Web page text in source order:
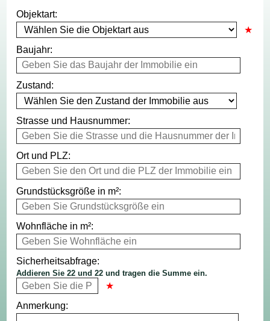
Objektart:
Baujahr:
Zustand:
Strasse und Hausnummer:
Ort und PLZ:
Grundstücksgröße in m²:
Wohnfläche in m²:
Sicherheitsabfrage:
Addieren Sie 22 und 22 und tragen die Summe ein.
Anmerkung: